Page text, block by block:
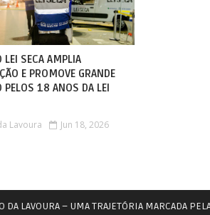
LEI SECA AMPLIA
E PROMOVE GRANDE
PELOS 18 ANOS DA LEI
Lavoura Jun 18, 2026
DA LAVOURA – UMA TRAJETÓRIA MARCADA